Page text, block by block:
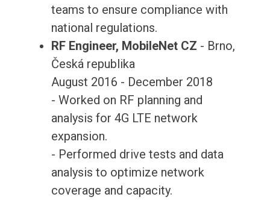
teams to ensure compliance with
national regulations.
RF Engineer, MobileNet CZ - Brno,
Česká republika
August 2016 - December 2018
- Worked on RF planning and
analysis for 4G LTE network
expansion.
- Performed drive tests and data
analysis to optimize network
coverage and capacity.